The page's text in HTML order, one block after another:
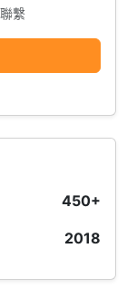
繫
450+
2018